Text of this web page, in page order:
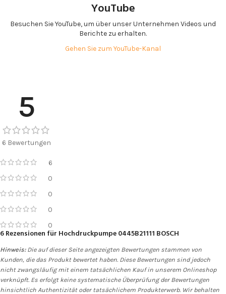
YouTube
Besuchen Sie YouTube, um über unser Unternehmen Videos und
Berichte zu erhalten.
Gehen Sie zum YouTube-Kanal
5
6 Bewertungen
6
0
0
0
0
6 Rezensionen für Hochdruckpumpe 0445B21111 BOSCH
Hinweis:Die auf dieser Seite angezeigten Bewertungen stammen von
Kunden, die das Produkt bewertet haben. Diese Bewertungen sind jedoch
nicht zwangsläufig mit einem tatsächlichen Kauf in unserem Onlineshop
verknüpft. Es erfolgt keine systematische Überprüfung der Bewertungen
hinsichtlich Authentizität oder tatsächlichem Produkterwerb. Wir behalten